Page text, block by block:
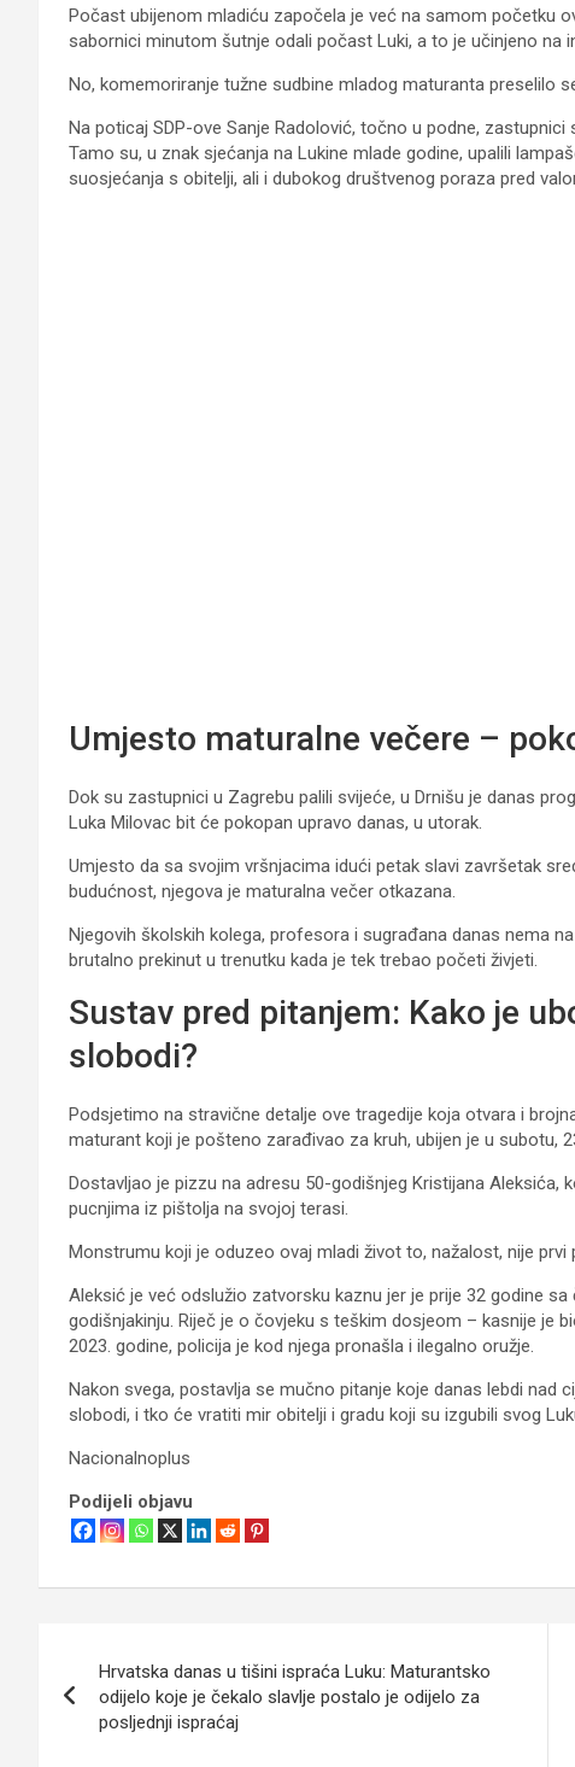
Počast ubijenom mladiću započela je već na samom početku
sabornici minutom šutnje odali počast Luki, a to je učinjeno na
No, komemoriranje tužne sudbine mladog maturanta preselilo
Na poticaj SDP-ove Sanje Radolović, točno u podne,
Tamo su, u znak sjećanja na Lukine mlade godine, upalili
suosjećanja s obitelji, ali i dubokog društvenog poraza pred
Umjesto maturalne večere –
Dok su zastupnici u Zagrebu palili svijeće, u Drnišu je danas
Luka Milovac bit će pokopan upravo danas, u utorak.
Umjesto da sa svojim vršnjacima idući petak slavi završetak
budućnost, njegova je maturalna večer otkazana.
Njegovih školskih kolega, profesora i sugrađana danas nema
brutalno prekinut u trenutku kada je tek trebao početi živjeti.
Sustav pred pitanjem: Kako je
slobodi?
Podsjetimo na stravične detalje ove tragedije koja otvara i
maturant koji je pošteno zarađivao za kruh, ubijen je u subotu,
Dostavljao je pizzu na adresu 50-godišnjeg Kristijana Aleksića,
pucnjima iz pištolja na svojoj terasi.
Monstrumu koji je oduzeo ovaj mladi život to, nažalost, nije prvi
Aleksić je već odslužio zatvorsku kaznu jer je prije 32 godine
godišnjakinju. Riječ je o čovjeku s teškim dosjeom – kasnije je
2023. godine, policija je kod njega pronašla i ilegalno oružje.
Nakon svega, postavlja se mučno pitanje koje danas lebdi nad
slobodi, i tko će vratiti mir obitelji i gradu koji su izgubili svog
Nacionalnoplus
Podijeli objavu
objava
Hrvatska danas u tišini ispraća Luku: Maturantsko
odijelo koje je čekalo slavlje postalo je odijelo za
posljednji ispraćaj